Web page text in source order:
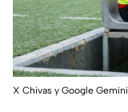
X Chivas y Google Gemini